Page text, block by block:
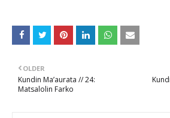
OLDER
Kundin Ma’aurata // 24:
Matsalolin Farko